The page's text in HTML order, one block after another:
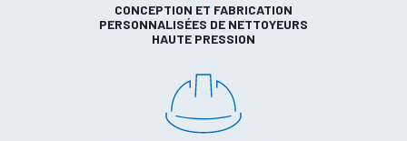
CONCEPTION ET FABRICATION
PERSONNALISÉES DE NETTOYEURS
HAUTE PRESSION